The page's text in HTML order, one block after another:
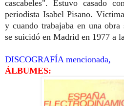
cascabeles". Estuvo casado
periodista Isabel Pisano.
y cuando trabajaba en una
se suicidó en Madrid en 1977 a
DISCOGRAFÍA mencionada,
ÁLBUMES: